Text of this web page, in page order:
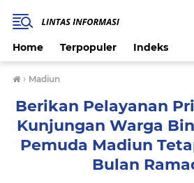
Home Terpopuler Indeks
› Madiun
Berikan Pelayanan
Kunjungan Warga
Pemuda Madiun
Bulan